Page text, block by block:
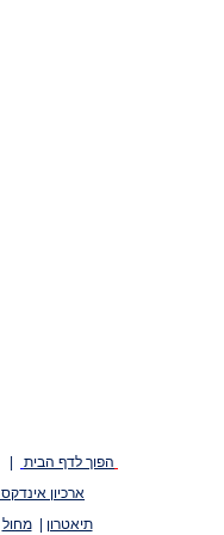
הפוך לדף הבית
ארכיון אינדקס
תיאטרון
|מחול